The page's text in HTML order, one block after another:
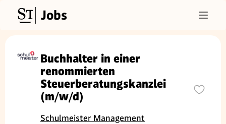
Jobs
Buchhalter in einer
renommierten
Steuerberatungskanzlei
(m/w/d)
Schulmeister Management